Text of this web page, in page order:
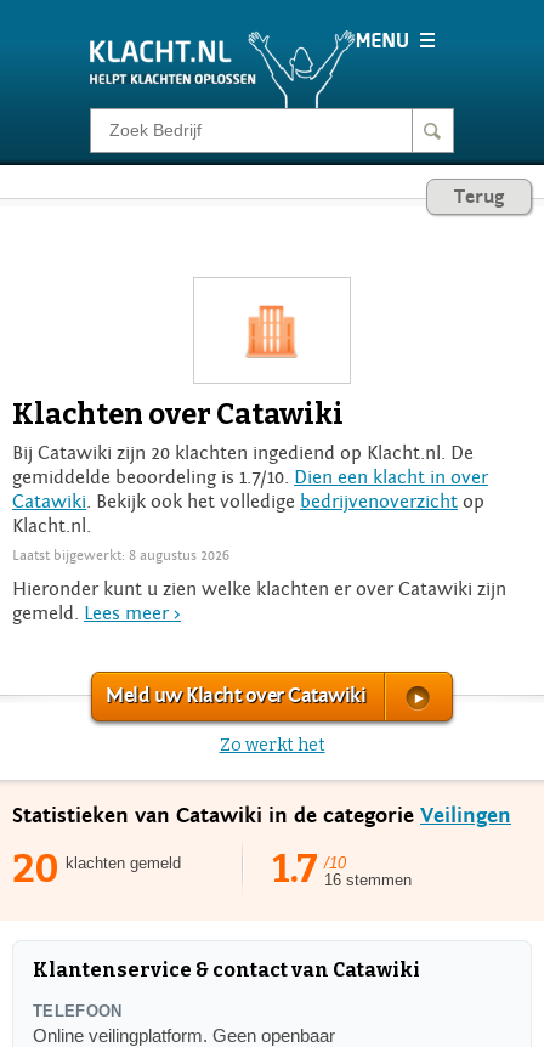
Klacht melden
Login
Terug
Klachten over Catawiki
Bij Catawiki zijn 20 klachten ingediend op Klacht.nl. De
gemiddelde beoordeling is 1.7/10. Dien een klacht in over
Catawiki . Bekijk ook het volledige bedrijvenoverzicht op
Klacht.nl.
Laatst bijgewerkt: 8 augustus 2026
Hieronder kunt u zien welke klachten er over Catawiki zijn
gemeld. Lees meer >
Meld uw Klacht over Catawiki
Zo werkt het
Statistieken van Catawiki in de categorie Veilingen
20 klachten gemeld 1.7 /10
16 stemmen
Klantenservice & contact van Catawiki
TELEFOON
Online veilingplatform. Geen openbaar